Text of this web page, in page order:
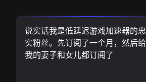
说实话我是低延迟游戏加速器的忠
实粉丝。先订阅了一个月，然后给
我的妻子和女儿都订阅了